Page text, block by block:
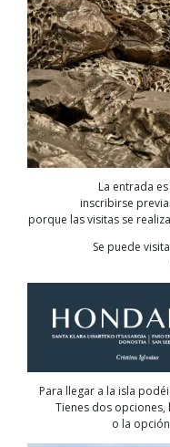
La entrada
inscribirse
porque las visitas se
Se puede
Para llegar a la isla
Tienes dos opciones,
o la